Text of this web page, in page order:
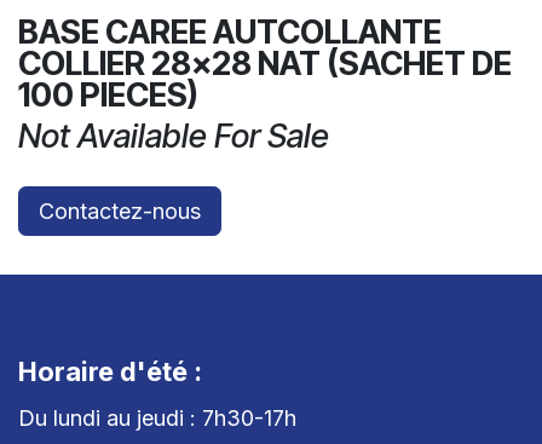
BASE CAREE AUTCOLLANTE
COLLIER 28x28 NAT (SACHET DE
100 PIECES)
Not Available For Sale
Contactez-nous
Horaire d'été :
Du lundi au jeudi : 7h30-17h